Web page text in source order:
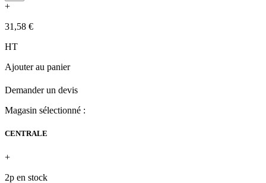
+
31,58 €
HT
Ajouter au panier
Demander un devis
Magasin sélectionné :
CENTRALE
+
2p en stock